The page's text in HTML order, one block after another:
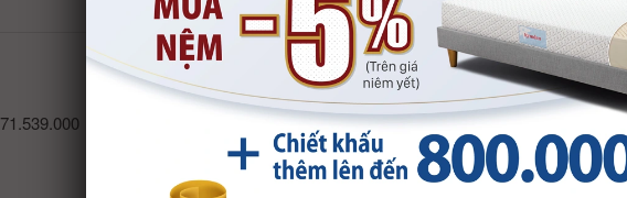
Website mua sắm chính
hãngkymdanshop.vn
App Kymdan Store
Tổng đài1800 9053
Hỗ trợ trả góp 0% lãi suất
qua thẻ tín dụng (credit
71.539.000